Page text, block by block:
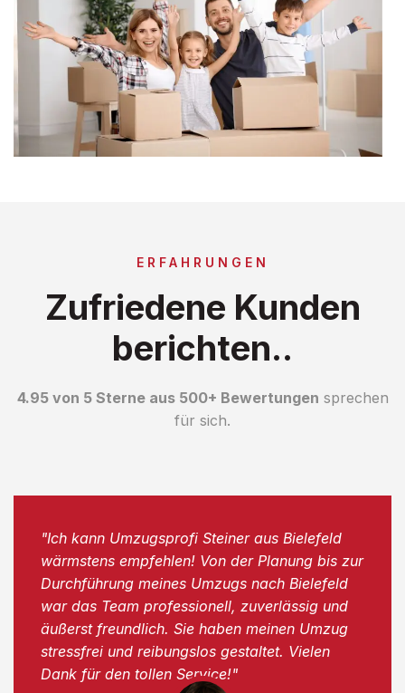
ERFAHRUNGEN
Zufriedene Kunden
berichten..
4.95 von 5 Sterne aus 500+ Bewertungen sprechen
für sich.
"Ich kann Umzugsprofi Steiner aus Bielefeld
wärmstens empfehlen! Von der Planung bis zur
Durchführung meines Umzugs nach Bielefeld
war das Team professionell, zuverlässig und
äußerst freundlich. Sie haben meinen Umzug
stressfrei und reibungslos gestaltet. Vielen
Dank für den tollen Service!"